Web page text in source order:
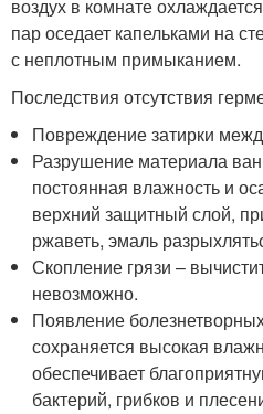
воздух в комнате
пар оседает капельками на
с неплотным примыканием.
Последствия отсутствия
Повреждение затирки
Разрушение материала
постоянная влажность и
верхний защитный слой,
ржаветь, эмаль
Скопление грязи –
невозможно.
Появление
сохраняется высокая
обеспечивает
бактерий, грибков и